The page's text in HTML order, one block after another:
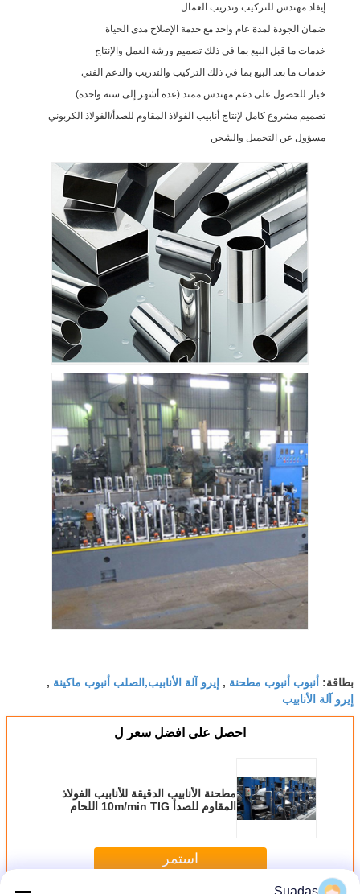
إيفاد مهندس للتركيب وتدريب العمال
ضمان الجودة لمدة عام واحد مع خدمة الإصلاح مدى الحياة
خدمات ما قبل البيع بما في ذلك تصميم ورشة العمل والإنتاج
خدمات ما بعد البيع بما في ذلك التركيب والتدريب والدعم الفني
خيار للحصول على دعم مهندس ممتد (عدة أشهر إلى سنة واحدة)
تصميم مشروع كامل لإنتاج أنابيب الفولاذ المقاوم للصدأ/الفولاذ الكربوني
مسؤول عن التحميل والشحن
بطاقة: أنبوب أنبوب مطحنة , إيرو آلة الأنابيب,الصلب أنبوب ماكينة ,
إيرو آلة الأنابيب
احصل على افضل سعر ل
مطحنة الأنابيب الدقيقة للأنابيب الفولاذ
المقاوم للصدأ 10m/min TIG اللحام
استمر
Suadas